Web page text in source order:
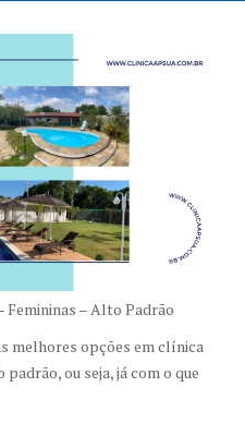
Femininas – Alto Padrão
melhores opções em clínica
ou seja, já com o que